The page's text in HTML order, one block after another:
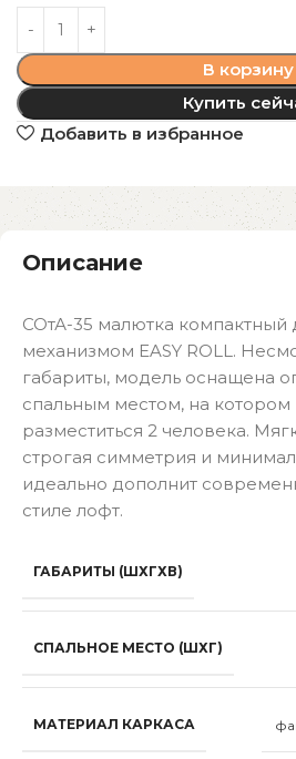
В корзину
Купить
Добавить в избранное
Описание
СОтА-35 малютка компактный
механизмом EASY ROLL.
габариты, модель оснащена
спальным местом, на
разместиться 2 человека.
строгая симметрия и
идеально дополнит
стиле лофт.
ГАБАРИТЫ (ШХГХВ)
СПАЛЬНОЕ МЕСТО (ШХГ)
МАТЕРИАЛ КАРКАСА